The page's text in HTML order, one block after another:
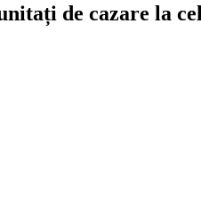
de cazare la